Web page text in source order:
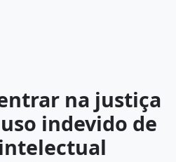
na justiça
indevido de